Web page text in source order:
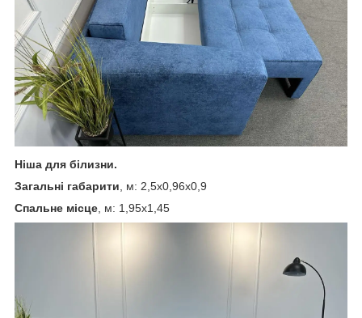
Ніша для білизни.
Загальні габарити, м: 2,5х0,96х0,9
Спальне місце, м: 1,95х1,45